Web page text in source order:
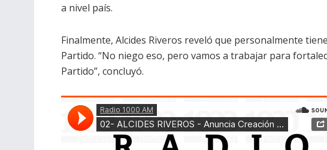
a nivel país.
Finalmente, Alcides Riveros reveló que personalmente
Partido. “No niego eso, pero vamos a trabajar para
Partido”, concluyó.